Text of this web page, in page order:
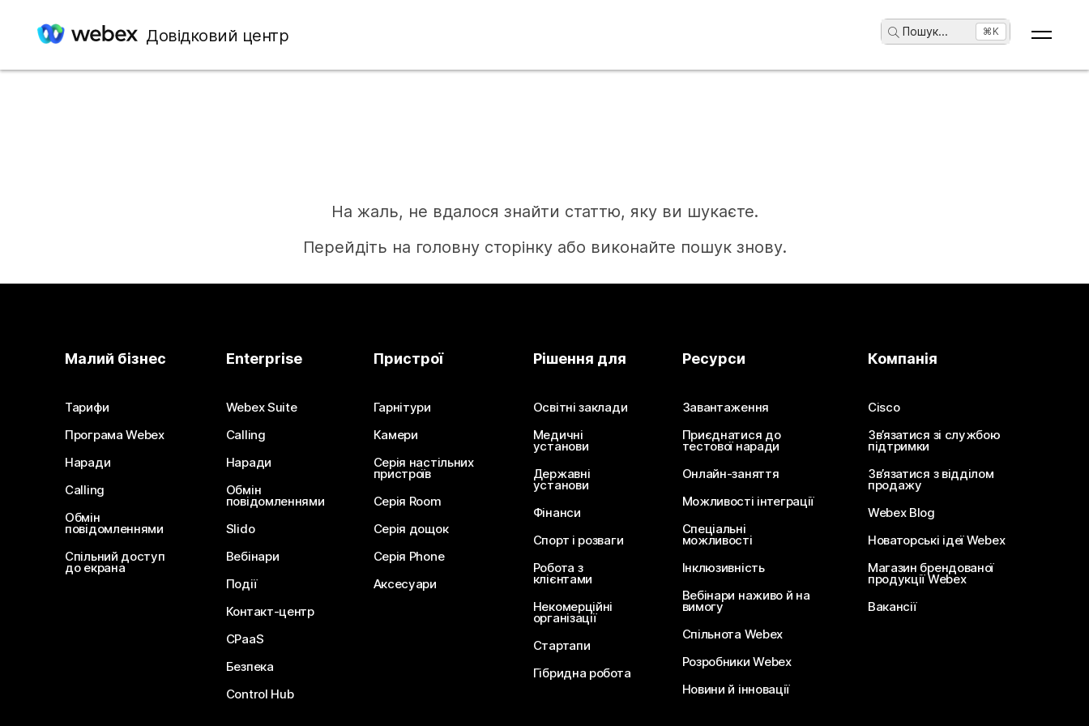
Довідковий центр Пошук... ⌘K
На жаль, не вдалося знайти статтю, яку ви шукаєте.
Перейдіть на головну сторінку або виконайте пошук знову.
Потрібна відповідь?
Надішліть запитання
Малий бізнес
Тарифи
Програма Webex
Наради
Calling
Обмін
повідомленнями
Спільний доступ
до екрана
Enterprise
Webex Suite
Calling
Наради
Обмін
повідомленнями
Slido
Вебінари
Події
Контакт-центр
CPaaS
Безпека
Control Hub
Пристрої
Гарнітури
Камери
Серія настільних
пристроїв
Серія Room
Серія дощок
Серія Phone
Аксесуари
Рішення для
Освітні заклади
Медичні
установи
Державні
установи
Фінанси
Спорт і розваги
Робота з
клієнтами
Некомерційні
організації
Стартапи
Гібридна робота
Ресурси
Завантаження
Приєднатися до
тестової наради
Онлайн-заняття
Можливості інтеграції
Спеціальні
можливості
Інклюзивність
Вебінари наживо й на
вимогу
Спільнота Webex
Розробники Webex
Новини й інновації
Компанія
Cisco
Зв’язатися зі службою
підтримки
Зв’язатися з відділом
продажу
Webex Blog
Новаторські ідеї Webex
Магазин брендованої
продукції Webex
Вакансії